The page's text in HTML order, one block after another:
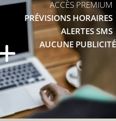
ACCÈS PREMIUM
PRÉVISIONS HORAIRES
ALERTES SMS
AUCUNE PUBLICITÉ